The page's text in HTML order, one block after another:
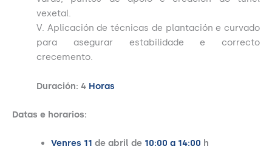
vexetal.
V. Aplicación de técnicas de plantación e curvado
para asegurar estabilidade e correcto
crecemento.
Duración: 4 Horas
Datas e horarios:
Venres 11 de abril de 10:00 a 14:00 h